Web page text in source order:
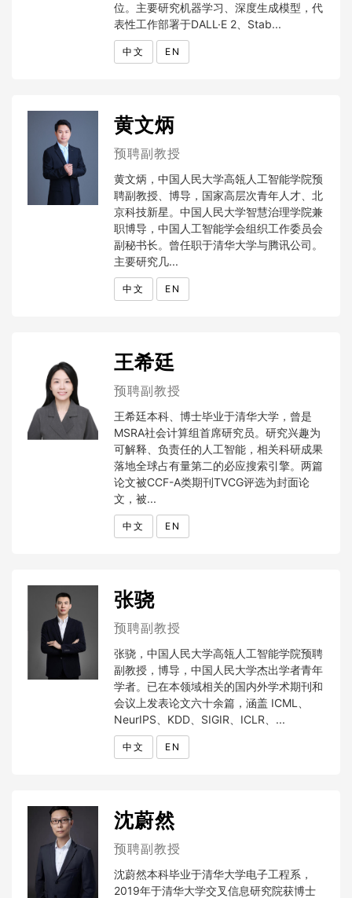
位。主要研究机器学习、深度生成模型，代
表性工作部署于DALL·E 2、Stab...
中文 EN
黄文炳
预聘副教授
黄文炳，中国人民大学高瓴人工智能学院预
聘副教授、博导，国家高层次青年人才、北
京科技新星。中国人民大学智慧治理学院兼
职博导，中国人工智能学会组织工作委员会
副秘书长。曾任职于清华大学与腾讯公司。
主要研究几...
中文 EN
王希廷
预聘副教授
王希廷本科、博士毕业于清华大学，曾是
MSRA社会计算组首席研究员。研究兴趣为
可解释、负责任的人工智能，相关科研成果
落地全球占有量第二的必应搜索引擎。两篇
论文被CCF-A类期刊TVCG评选为封面论
文，被...
中文 EN
张骁
预聘副教授
张骁，中国人民大学高瓴人工智能学院预聘
副教授，博导，中国人民大学杰出学者青年
学者。已在本领域相关的国内外学术期刊和
会议上发表论文六十余篇，涵盖 ICML、
NeurIPS、KDD、SIGIR、ICLR、...
中文 EN
沈蔚然
预聘副教授
沈蔚然本科毕业于清华大学电子工程系，
2019年于清华大学交叉信息研究院获博士